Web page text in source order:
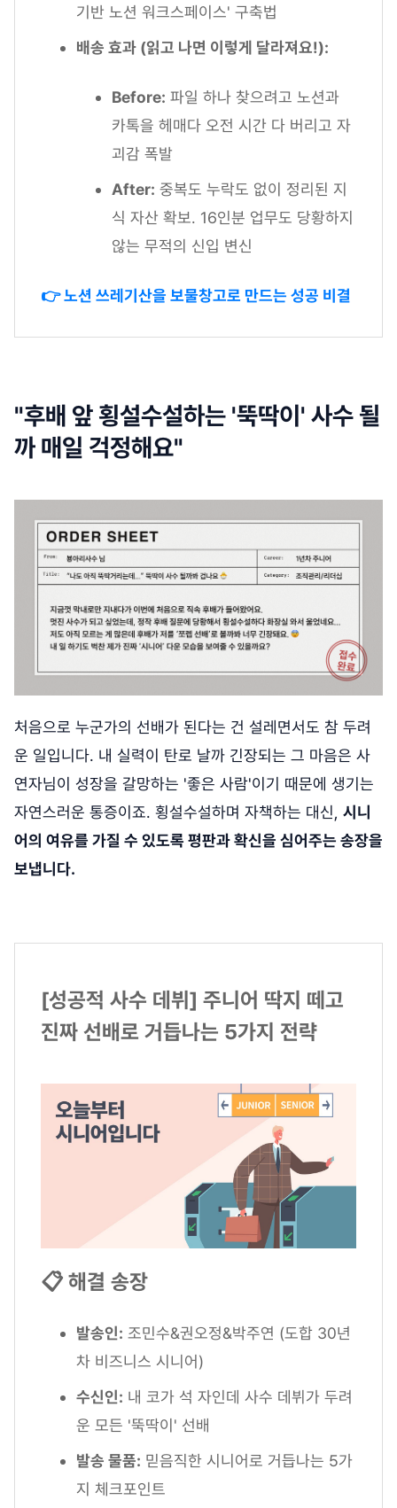
기반 노션 워크스페이스' 구축법
배송 효과 (읽고 나면 이렇게 달라져요!):
Before: 파일 하나 찾으려고 노션과
카톡을 헤매다 오전 시간 다 버리고 자
괴감 폭발
After: 중복도 누락도 없이 정리된 지
식 자산 확보. 16인분 업무도 당황하지
않는 무적의 신입 변신
👉 노션 쓰레기산을 보물창고로 만드는 성공 비결
"후배 앞 횡설수설하는 '뚝딱이' 사수 될
까 매일 걱정해요"
처음으로 누군가의 선배가 된다는 건 설레면서도 참 두려
운 일입니다. 내 실력이 탄로 날까 긴장되는 그 마음은 사
연자님이 성장을 갈망하는 '좋은 사람'이기 때문에 생기는
자연스러운 통증이죠. 횡설수설하며 자책하는 대신, 시니
어의 여유를 가질 수 있도록 평판과 확신을 심어주는 송장을
보냅니다.
[성공적 사수 데뷔] 주니어 딱지 떼고
진짜 선배로 거듭나는 5가지 전략
📋 해결 송장
발송인: 조민수&권오정&박주연 (도합 30년
차 비즈니스 시니어)
수신인: 내 코가 석 자인데 사수 데뷔가 두려
운 모든 '뚝딱이' 선배
발송 물품: 믿음직한 시니어로 거듭나는 5가
지 체크포인트